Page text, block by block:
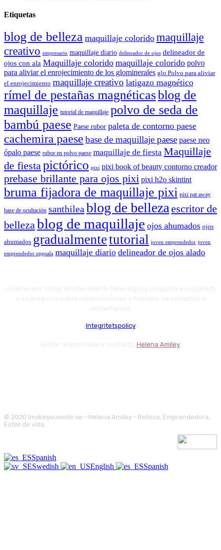
Etiquetas
blog de belleza maquillaje colorido maquillaje
creativo empresario maquillaje diario delineador de ojos delineador de
ojos con ala Maquillaje colorido maquillaje colorido polvo
para aliviar el enrojecimiento de los glominerales glo Polvo para aliviar
el enrojecimiento maquillaje creativo latigazo magnético
rímel de pestañas magnéticasblog de
maquillaje tutorial de maquillaje polvo de seda de
bambú paese Paese rubor paleta de contorno paese
cachemira paese base de maquillaje paese paese neo
ópalo paese rubor en polvo paese maquillaje de fiesta Maquillaje
de fiestapictórico pixi pixi book of beauty contorno creador
prebase brillante para ojos pixi pixi h2o skintint
bruma fijadora de maquillaje pixi pixi pat away
base de ocultación santhileablog de bellezaescritor de
bellezablog de maquillaje ojos ahumados ojos
ahumados gradualmentetutorial joven emprendedor joven
emprendedor uppsala maquillaje diario delineador de ojos alado
Integritetspolicy
Helena Amiley
© 2020 Imakeyousmile.se - Helena Amiley - Belleza, Emprendedora,
Estilo de vida
Spanish
Swedish
English Spanish